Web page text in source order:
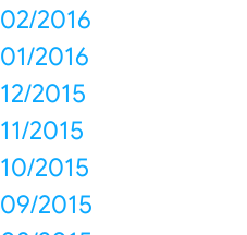
02/2016
01/2016
12/2015
11/2015
10/2015
09/2015